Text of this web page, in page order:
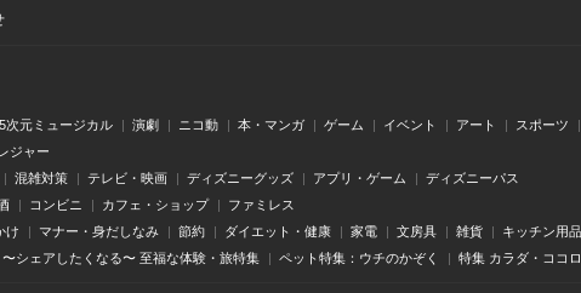
次元ミュージカル 演劇 ニコ動 本・マンガ ゲーム イベント アート スポーツ
ジャー
混雑対策
テレビ・映画 ディズニーグッズ アプリ・ゲーム
ディズニーパス
コンビニ カフェ・ショップ
ファミレス
け
マナー・身だしなみ 節約 ダイエット・健康 家電 文房具 雑貨 キッチン用品
〜シェアしたくなる〜 至福な体験・旅特集
ペット特集：ウチのかぞく 特集 カラダ・ココ